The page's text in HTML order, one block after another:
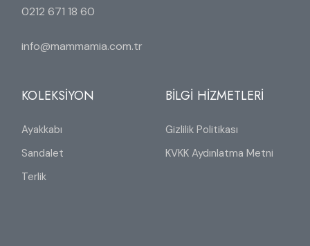
0212 671 18 60
info@mammamia.com.tr
KOLEKSİYON
Ayakkabı
Sandalet
Terlik
BİLGİ HİZMETLERİ
Gizlilik Politikası
KVKK Aydınlatma Metni